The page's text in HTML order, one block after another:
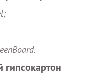
гипсокартон